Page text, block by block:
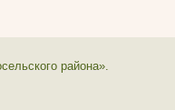
района».